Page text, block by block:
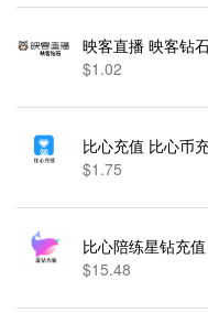
映客直播 映客钻
$1.02
比心充值 比心币
$1.75
$15.48